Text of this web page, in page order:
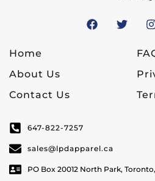
Home
About Us
Contact Us
647-822-7257
sales@lpdapparel.ca
PO Box 20012 North Park,